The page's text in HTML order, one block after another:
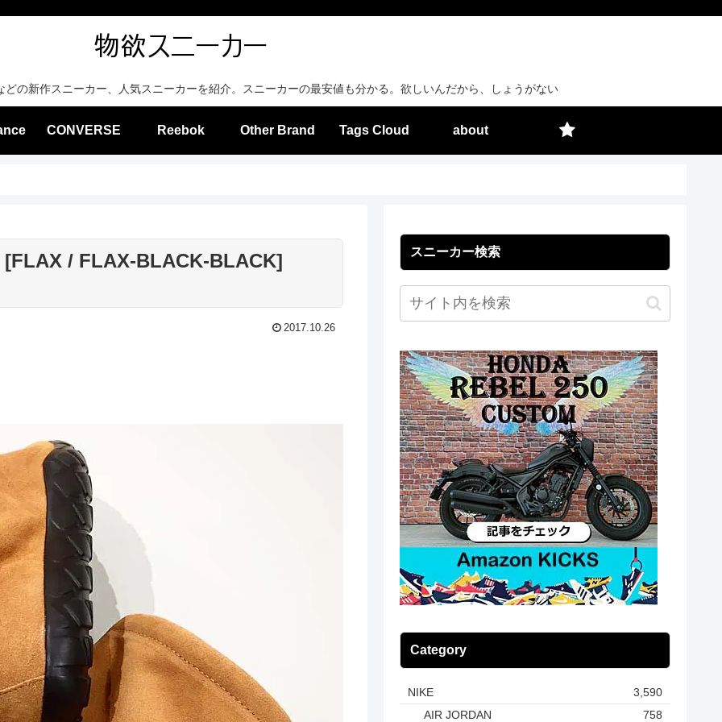
の新作スニーカー、人気スニーカーを紹介。スニーカーの最安値も分かる。欲しいんだから、しょうがない
CONVERSE Reebok Other Brand Tags Cloud about
[FLAX / FLAX-BLACK-BLACK]
2017.10.26
スニーカー検索
Category
NIKE
3,590
AIR JORDAN
758